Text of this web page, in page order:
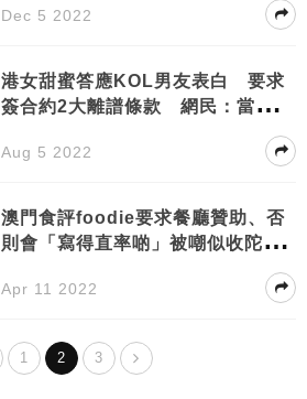
Dec 5 2022
港女甜蜜答應KOL男友表白 要求
簽合約2大離譜條款 網民：當自己
Aug 5 2022
澳門食評foodie要求餐廳贊助、否
則會「寫得直率啲」被嘲似收陀地
Apr 11 2022
1 2 3